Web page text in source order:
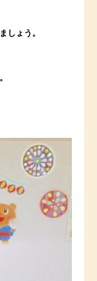
しょう。